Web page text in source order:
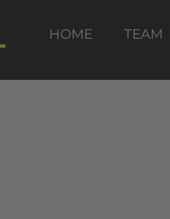
HOME TEAM